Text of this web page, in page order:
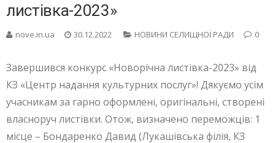
листівка-2023»
nove.in.ua 30.12.2022 НОВИНИ СЕЛИЩНОЇ РАДИ 0
Завершився конкурс «Новорічна листівка-2023» від
КЗ «Центр надання культурних послуг»! Дякуємо усім
учасникам за гарно оформлені, оригінальні, створені
власноруч листівки. Отож, визначено переможців: 1
місце – Бондаренко Давид (Лукашівська філія, КЗ